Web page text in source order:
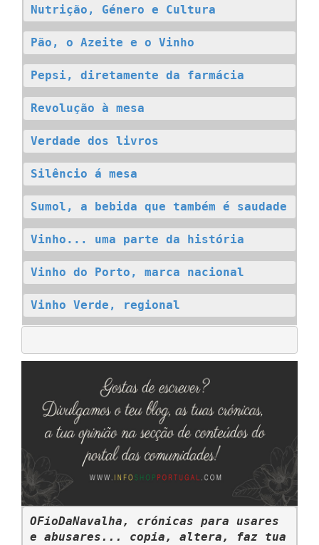
Nutrição, Género e Cultura
Pão, o Azeite e o Vinho
Pepsi, diretamente da farmácia
Revolução à mesa
Verdade dos livros
Silêncio á mesa
Sumol, a bebida que também é saudade
Vinho... uma parte da história
Vinho do Porto, marca nacional
Vinho Verde, regional
OFioDaNavalha, crónicas para usares
e abusares... copia, altera, faz tua